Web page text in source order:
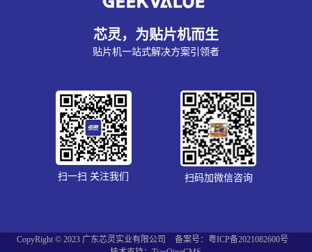
芯灵，为贴片机而生
贴片机一站式解决方案引领者
扫一扫 关注我们 扫码加微信咨询
CopyRight © 2023 广东芯灵实业有限公司
备案号：粤ICP备2021082600号